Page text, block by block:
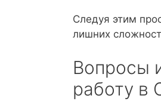
Следуя этим
лишних
Вопросы
работу в